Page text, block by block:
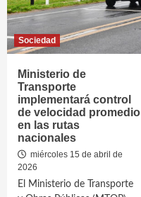
Sociedad
Ministerio de
Transporte
implementará control
de velocidad promedio
en las rutas
nacionales
miércoles 15 de abril de
2026
El Ministerio de Transporte